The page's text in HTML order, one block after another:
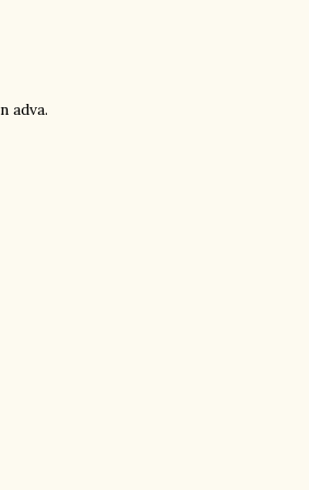
adva.